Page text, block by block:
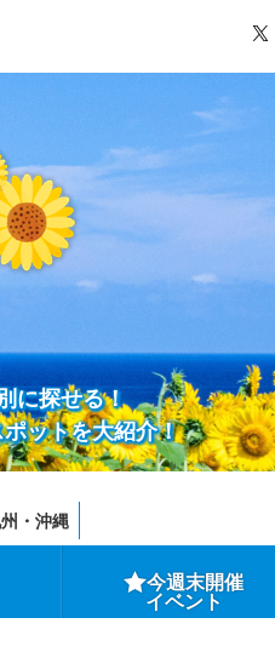
に探せる！
ットを大紹介！
・沖縄
今週末開催
イベント